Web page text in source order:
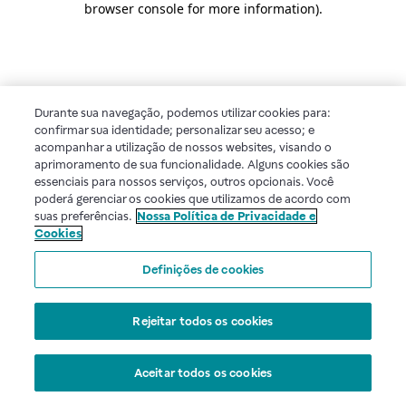
browser console for more information).
Durante sua navegação, podemos utilizar cookies para:
confirmar sua identidade; personalizar seu acesso; e
acompanhar a utilização de nossos websites, visando o
aprimoramento de sua funcionalidade. Alguns cookies são
essenciais para nossos serviços, outros opcionais. Você
poderá gerenciar os cookies que utilizamos de acordo com
suas preferências. Nossa Política de Privacidade e
Cookies
Definições de cookies
Rejeitar todos os cookies
Aceitar todos os cookies